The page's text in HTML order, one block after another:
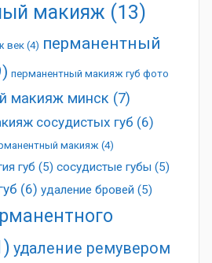
макияж (13)
век (4) перманентный
перманентный макияж губ фото
макияж минск (7)
сосудистых губ (6)
макияж (4)
губ (5) сосудистые губы (5)
(6) удаление бровей (5)
удаление ремувером